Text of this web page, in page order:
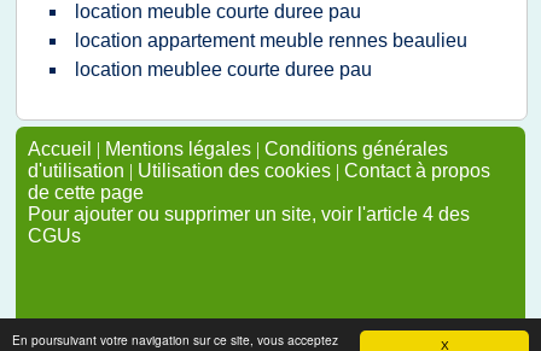
X
En poursuivant votre navigation sur ce site, vous acceptez
location meuble courte duree pau
location appartement meuble rennes beaulieu
location meublee courte duree pau
Accueil | Mentions légales | Conditions générales
d'utilisation | Utilisation des cookies | Contact à propos
de cette page
Pour ajouter ou supprimer un site, voir l'article 4 des
CGUs